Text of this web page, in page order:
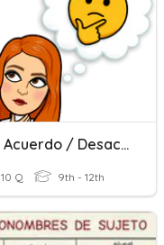
De Acuerdo / Desacuerdo
10 Q 9th - 12th